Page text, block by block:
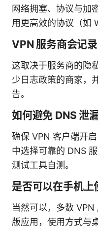
网络拥塞、协议与加
用更高效的协议（如
VPN 服务商会记录
这取决于服务商的隐
少日志政策的商家，
告。
如何避免 DNS 泄漏
确保 VPN 客户端开
中选择可靠的 DNS
测试工具自测。
是否可以在手机上
当然可以，多数
版应用，使用方式与